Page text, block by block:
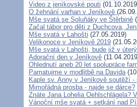
Video z jeníkovské pouti
O žehnání varhan v Jeníkově
Mše svatá se Soluňáky ve Štěrbině
Začal tábor pro děti z Duchcova,
Mše svatá v Lahošti (27.05.2019)
Velikonoce v Jeníkově 2019
Mše svatá v Lahošti, bude již v úterý
Adorační den v Jeníkově
Ohlednutí aneb 20 let spolupráce
Pamatujme v modlitbě na Davida
Kaple sv. Anny v Jeníkově soutěží
Mimořádná prosba - najde se dárce?
Znáte Jana Lohelia Oehlschlägela?
Vánoční mše svatá + setkání nad